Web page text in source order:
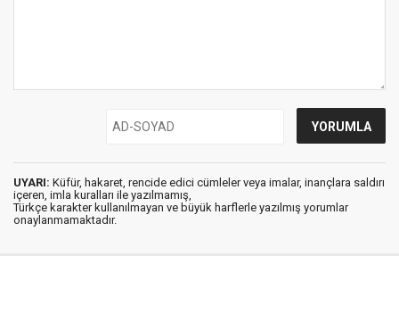
UYARI: Küfür, hakaret, rencide edici cümleler veya imalar, inançlara saldırı
içeren, imla kuralları ile yazılmamış,
Türkçe karakter kullanılmayan ve büyük harflerle yazılmış yorumlar
onaylanmamaktadır.